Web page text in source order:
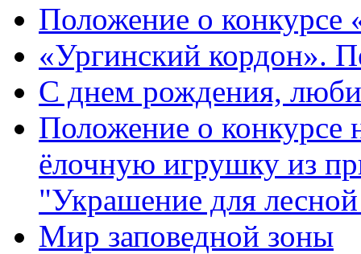
Положение о конкурсе
«Ургинский кордон».
С днем рождения,
Положение о
ёлочную игрушку из
"Украшение для
Мир заповедной зоны